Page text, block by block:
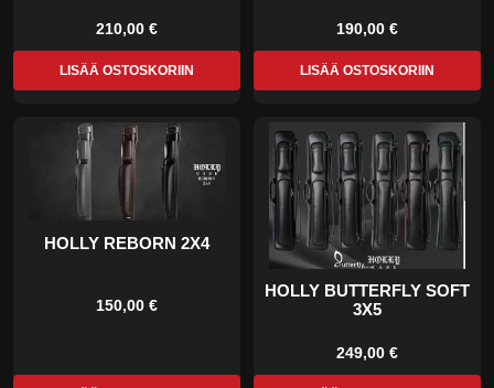
210,00 €
LISÄÄ OSTOSKORIIN
190,00 €
LISÄÄ OSTOSKORIIN
HOLLY REBORN 2X4
150,00 €
HOLLY BUTTERFLY SOFT
3X5
249,00 €